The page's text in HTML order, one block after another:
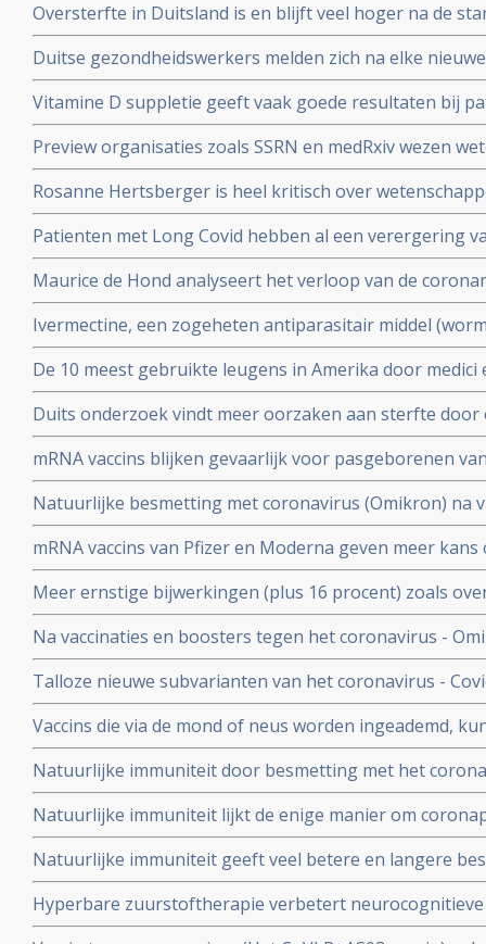
Oversterfte in Duitsland is en blijft veel hoger na de
peer reviewed studie en artsencollectief schrijft
Duitse gezondheidswerkers melden zich na elke
coronavirus - Covid-19 vaker ziek blijkt uit
en derde vaccinatierondes
Vitamine D suppletie geeft vaak goede resultaten bij
coronavirus - Covid-19 en al opgenomen in het
analyse zien van alle studies wereldwijd
Preview organisaties zoals SSRN en medRxiv wezen
onderzoek af als die afweken van Amerikaans
de maatregelen.
Rosanne Hertsberger is heel kritisch over
gemanipuleeerd zwegen over misvattingen tijdens de
Patienten met Long Covid hebben al een verergering
vermoeidheid, moeite met het reguleren van de
disfunctie, zelfs na een lichte inspanning.
Maurice de Hond analyseert het verloop van de
opeenvolgende artikelen.
Ivermectine, een zogeheten antiparasitair middel
coronavirus - Covid-19 zeer goed te kunnen bestrijden.
studies blijkt zeer grote effectiviteit.
De 10 meest gebruikte leugens in Amerika door
klakkeloos overgenomen rondom het corona virus en
buiten
Duits onderzoek vindt meer oorzaken aan sterfte
hersenen, bloedvaten en hart (myocarditis) bij
overleden net na vaccinatie tegen coronavirus.
mRNA vaccins blijken gevaarlijk voor pasgeborenen
moeders. Minder bloedplasmacellen tast immuniteit
blijkt niet bruikbaar voor stamceltransplantaties.
Natuurlijke besmetting met coronavirus (Omikron) na
bescherming, al zijn er twijfels over bescherming door
varianten van Omikron.
mRNA vaccins van Pfizer en Moderna geven meer
dat ze een ziekenhuisopname voorkomen. Blijkt uit
studiegegevens
Meer ernstige bijwerkingen (plus 16 procent) zoals
invaliditeit deden zich voor tijdens de studies van de
Pfizer in vergelijking met de placebogroep
Na vaccinaties en boosters tegen het coronavirus -
overige oorzaken blijkt uit grafieken bijgehouden en
Herman Steigstra, Anton Theunissen en Maurice de
Talloze nieuwe subvarianten van het coronavirus -
boostervaccins en ontsnappen aan eigen
Vaccins die via de mond of neus worden ingeademd,
Twee mond- en neusvaccins krijgen goedkeuring in
Natuurlijke immuniteit door besmetting met het
vs 23 procent) tegen Omicron varianten BA.4 en BA.5
Natuurlijke immuniteit lijkt de enige manier om
Zweeds onderzoek ziet effectiviteit van vaccins binnen
nagenoeg geen bescherming meer.
Natuurlijke immuniteit geeft veel betere en langere
coronavirus - Covid-19 dan een vaccin dat zijn
Hyperbare zuurstoftherapie verbetert
veroorzaakt door coronabesmetting bij patienten met